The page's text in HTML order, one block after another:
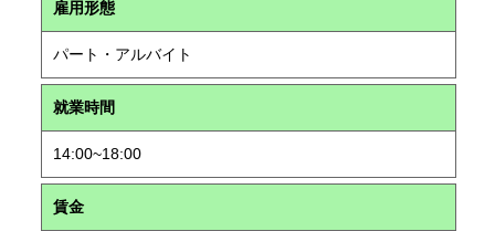
雇用形態
パート・アルバイト
就業時間
14:00~18:00
賃金